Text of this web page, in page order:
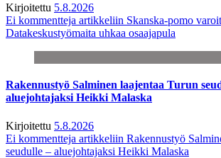
Kirjoitettu 5.8.2026
Ei kommentteja artikkeliin Skanska-pomo
Datakeskustyömaita uhkaa osaajapula
Rakennustyö Salminen laajentaa Turun
aluejohtajaksi Heikki Malaska
Kirjoitettu 5.8.2026
Ei kommentteja artikkeliin Rakennustyö
seudulle – aluejohtajaksi Heikki Malaska